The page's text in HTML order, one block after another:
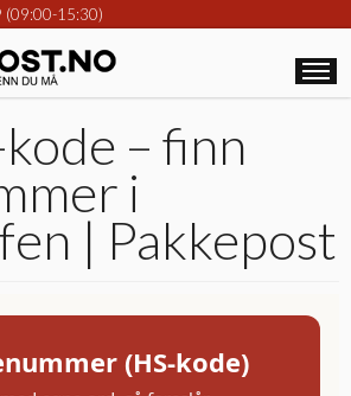
(09:00-15:30)
– finn
i
| Pakkepost